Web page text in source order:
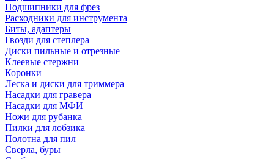
Подшипники для фрез
Расходники для инструмента
Биты, адаптеры
Гвозди для степлера
Диски пильные и отрезные
Клеевые стержни
Коронки
Леска и диски для триммера
Насадки для гравера
Насадки для МФИ
Ножи для рубанка
Пилки для лобзика
Полотна для пил
Сверла, буры